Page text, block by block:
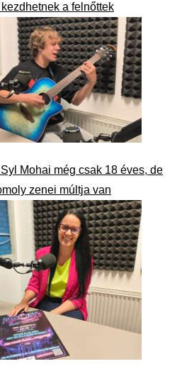
a felnőttek
Mohai még csak 18 éves, de
zenei múltja van